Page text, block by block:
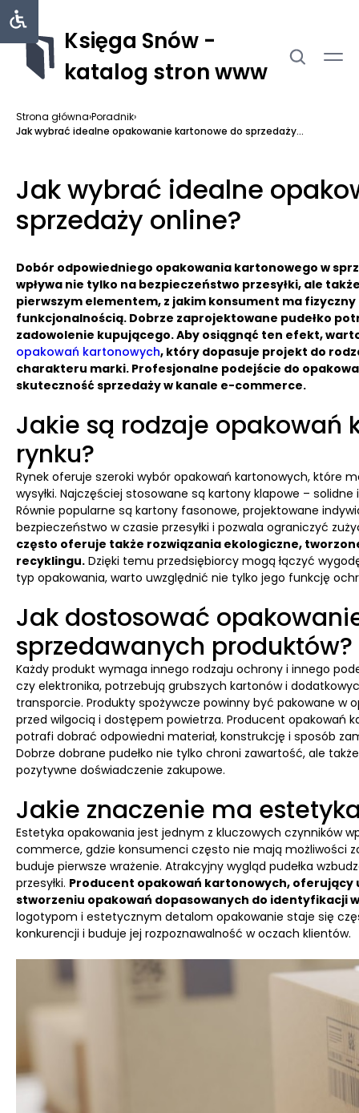
Księga Snów -
katalog stron www
Strona główna›Poradnik›
Jak wybrać idealne opakowanie kartonowe do sprzedaży...
Jak wybrać idealne
sprzedaży online?
Dobór odpowiedniego opakowania kartonowego w
wpływa nie tylko na bezpieczeństwo przesyłki, ale
pierwszym elementem, z jakim konsument ma
funkcjonalnością. Dobrze zaprojektowane pudełko
zadowolenie kupującego. Aby osiągnąć ten efekt,
opakowań kartonowych, który dopasuje projekt do
charakteru marki. Profesjonalne podejście do
skuteczność sprzedaży w kanale e-commerce.
Jakie są rodzaje
rynku?
Rynek oferuje szeroki wybór opakowań kartonowych, które
wysyłki. Najczęściej stosowane są kartony klapowe –
Równie popularne są kartony fasonowe, projektowane
bezpieczeństwo w czasie przesyłki i pozwala ograniczyć
często oferuje także rozwiązania ekologiczne,
recyklingu. Dzięki temu przedsiębiorcy mogą łączyć
typ opakowania, warto uwzględnić nie tylko jego funkcję
Jak dostosować
sprzedawanych produktów?
Każdy produkt wymaga innego rodzaju ochrony i innego
czy elektronika, potrzebują grubszych kartonów i
transporcie. Produkty spożywcze powinny być pakowane w
przed wilgocią i dostępem powietrza. Producent opakowań
potrafi dobrać odpowiedni materiał, konstrukcję i sposób
Dobrze dobrane pudełko nie tylko chroni zawartość, ale
pozytywne doświadczenie zakupowe.
Jakie znaczenie ma
Estetyka opakowania jest jednym z kluczowych czynników
commerce, gdzie konsumenci często nie mają możliwości
buduje pierwsze wrażenie. Atrakcyjny wygląd pudełka
przesyłki. Producent opakowań kartonowych, oferujący
stworzeniu opakowań dopasowanych do identyfikacji
logotypom i estetycznym detalom opakowanie staje się
konkurencji i buduje jej rozpoznawalność w oczach klientów.